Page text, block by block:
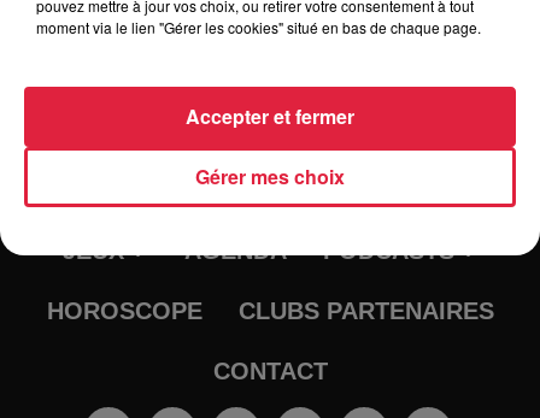
RADIO INFOS
TRAQUEURS D'EMPLOI
JEUX AGENDA PODCASTS
HOROSCOPE CLUBS PARTENAIRES
CONTACT
pouvez mettre à jour vos choix, ou retirer votre consentement à tout
moment via le lien "Gérer les cookies" situé en bas de chaque page.
Gérer mes choix
Accepter et fermer